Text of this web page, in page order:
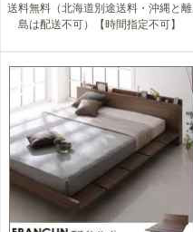
送料無料（北海道別途送料・沖縄と離
島は配送不可）【時間指定不可】
18